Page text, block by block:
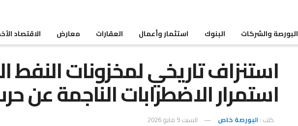
البورصة والشركات البنوك استثمار وأعمال العقارات معارض الاقتصاد
استنزاف تاريخي لمخزونات النفط
استمرار الاضطرابات الناجمة عن
كتب : البورصة خاص السبت 9 مايو 2026